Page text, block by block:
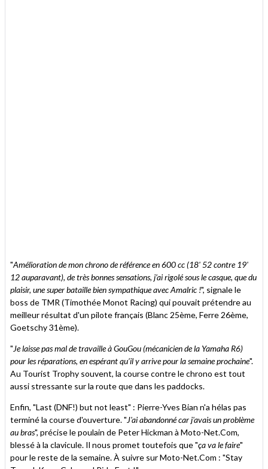
"Amélioration de mon chrono de référence en 600 cc (18' 52 contre 19'
12 auparavant), de très bonnes sensations, j’ai rigolé sous le casque, que du
plaisir, une super bataille bien sympathique avec Amalric !", signale le
boss de TMR (Timothée Monot Racing) qui pouvait prétendre au
meilleur résultat d'un pilote français (Blanc 25ème, Ferre 26ème,
Goetschy 31ème).
"Je laisse pas mal de travaille à GouGou (mécanicien de la Yamaha R6)
pour les réparations, en espérant qu’il y arrive pour la semaine prochaine".
Au Tourist Trophy souvent, la course contre le chrono est tout
aussi stressante sur la route que dans les paddocks.
Enfin, "Last (DNF!) but not least" : Pierre-Yves Bian n'a hélas pas
terminé la course d'ouverture. "J'ai abandonné car j'avais un problème
au bras", précise le poulain de Peter Hickman à Moto-Net.Com,
blessé à la clavicule. Il nous promet toutefois que "ça va le faire"
pour le reste de la semaine. À suivre sur Moto-Net.Com : "Stay